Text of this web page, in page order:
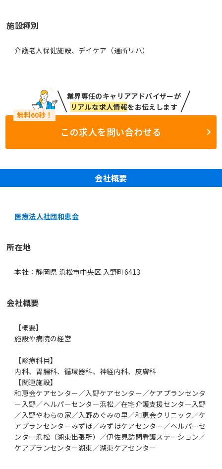
施設種別
介護老人保健施設、デイケア（通所リハ）
業界専任のキャリアアドバイザーが
リアルな求人情報をお伝えします
この求人を問い合わせる
会社概要
医療法人社団和恵会
所在地
本社：静岡県 浜松市中央区 入野町6413
会社概要
【概要】
施設や病院の経営
【診療科目】
内科、胃腸科、循環器科、神経内科、皮膚科
【関連施設】
和恵会ケアセンター／入野ケアセンター／ケアプランセンタ
ー入野／ヘルパーセンター浜松／在宅介護支援センター入野
／入野やわらの家／入野めぐみの里／和恵会クリニック／ケ
アプランセンターみずほ／みずほケアセンター／ヘルパーセ
ンター浜松（湖東出張所）／伊佐見訪問看護ステーション／
ケアプランセンター湖東／湖東ケアセンター